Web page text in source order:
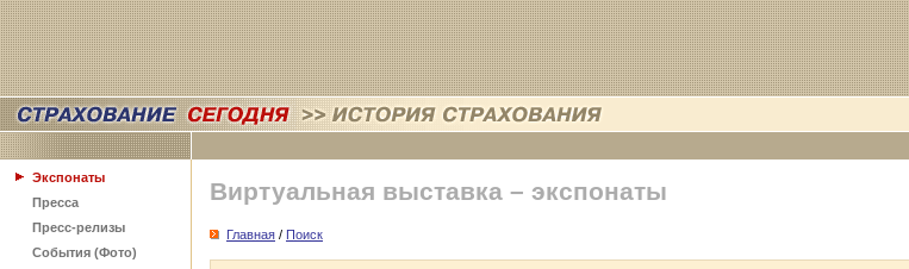
Экспонаты
Пресса
Пресс-релизы
События (Фото)
Виртуальная выставка – экспонаты
Главная / Поиск